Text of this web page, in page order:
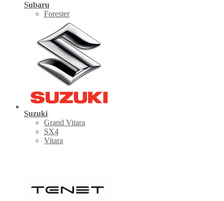
Subaru
Forester
Suzuki
Grand Vitara
SX4
Vitara